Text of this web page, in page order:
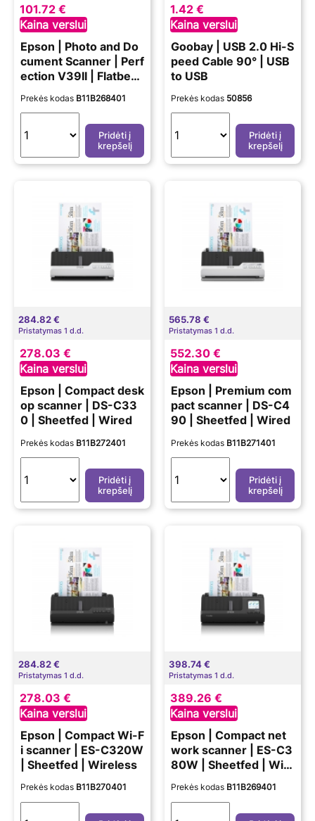
101.72 €
Kaina verslui
Epson | Photo and Do
cument Scanner | Perf
ection V39II | Flatbed
Prekės kodas B11B268401
Pridėti į
krepšelį
1.42 €
Kaina verslui
Goobay | USB 2.0 Hi-S
peed Cable 90° | USB
to USB
Prekės kodas 50856
Pridėti į
krepšelį
284.82 €
Pristatymas 1 d.d.
278.03 €
Kaina verslui
Epson | Compact desk
op scanner | DS-C33
0 | Sheetfed | Wired
Prekės kodas B11B272401
Pridėti į
krepšelį
565.78 €
Pristatymas 1 d.d.
552.30 €
Kaina verslui
Epson | Premium com
pact scanner | DS-C4
90 | Sheetfed | Wired
Prekės kodas B11B271401
Pridėti į
krepšelį
284.82 €
Pristatymas 1 d.d.
278.03 €
Kaina verslui
Epson | Compact Wi-F
i scanner | ES-C320W
| Sheetfed | Wireless
Prekės kodas B11B270401
398.74 €
Pristatymas 1 d.d.
389.26 €
Kaina verslui
Epson | Compact net
work scanner | ES-C3
80W | Sheetfed | Wir
Prekės kodas B11B269401